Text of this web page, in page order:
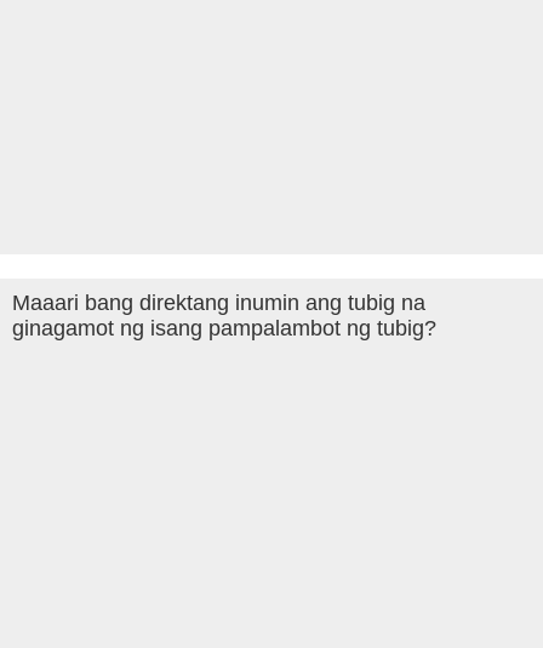
Maaari bang direktang inumin ang tubig na
ginagamot ng isang pampalambot ng tubig?